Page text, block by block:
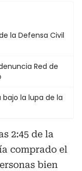
la Defensa Civil
Red de
la lupa de la
2:45 de la
comprado el
bien